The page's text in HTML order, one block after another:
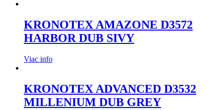
KRONOTEX AMAZONE D3572
HARBOR DUB SIVY
Viac info
KRONOTEX ADVANCED D3532
MILLENIUM DUB GREY